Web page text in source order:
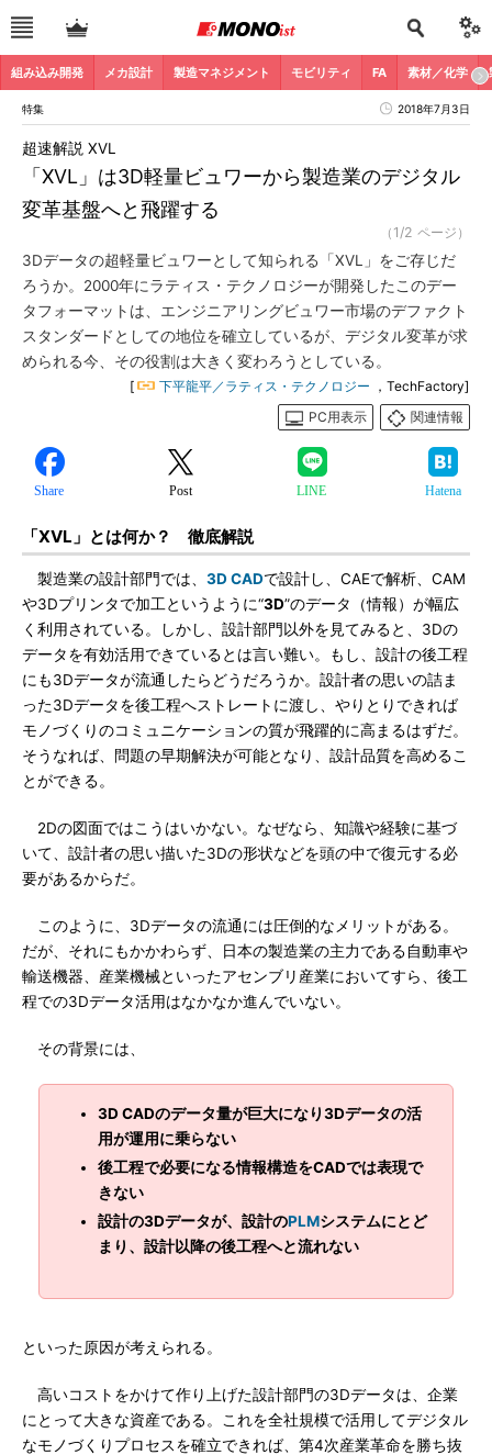
組み込み開発 メカ設計 製造マネジメント モビリティ FA 素材／化学
特集 2018年7月3日
「XVL」は3D軽量ビュワーから製造業のデジタル
変革基盤へと飛躍する
超速解説 XVL
（1/2 ページ）
3Dデータの超軽量ビュワーとして知られる「XVL」をご存じだ
ろうか。2000年にラティス・テクノロジーが開発したこのデー
タフォーマットは、エンジニアリングビュワー市場のデファクト
スタンダードとしての地位を確立しているが、デジタル変革が求
められる今、その役割は大きく変わろうとしている。
[ 下平龍平／ラティス・テクノロジー ，TechFactory]
PC用表示
関連情報
Share Post LINE Hatena
「XVL」とは何か？ 徹底解説
製造業の設計部門では、 3D CADで設計し、CAEで解析、CAM
や3Dプリンタで加工というように“3D”のデータ（情報）が幅広
く利用されている。しかし、設計部門以外を見てみると、3Dの
データを有効活用できているとは言い難い。もし、設計の後工程
にも3Dデータが流通したらどうだろうか。設計者の思いの詰ま
った3Dデータを後工程へストレートに渡し、やりとりできれば
モノづくりのコミュニケーションの質が飛躍的に高まるはずだ。
そうなれば、問題の早期解決が可能となり、設計品質を高めるこ
とができる。
2Dの図面ではこうはいかない。なぜなら、知識や経験に基づ
いて、設計者の思い描いた3Dの形状などを頭の中で復元する必
要があるからだ。
このように、3Dデータの流通には圧倒的なメリットがある。
だが、それにもかかわらず、日本の製造業の主力である自動車や
輸送機器、産業機械といったアセンブリ産業においてすら、後工
程での3Dデータ活用はなかなか進んでいない。
その背景には、
3D CADのデータ量が巨大になり3Dデータの活
用が運用に乗らない
後工程で必要になる情報構造をCADでは表現で
きない
設計の3Dデータが、設計のPLMシステムにとど
まり、設計以降の後工程へと流れない
といった原因が考えられる。
高いコストをかけて作り上げた設計部門の3Dデータは、企業
にとって大きな資産である。これを全社規模で活用してデジタル
なモノづくりプロセスを確立できれば、第4次産業革命を勝ち抜